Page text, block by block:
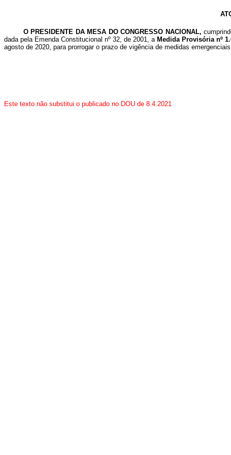
O PRESIDENTE DA MESA DO CONGRESSO NACIONAL,
dada pela Emenda Constitucional nº 32, de 2001, a Medida Provisória nº
agosto de 2020, para prorrogar o prazo de vigência de medidas
Este texto não substitui o publicado no DOU de 8.4.2021